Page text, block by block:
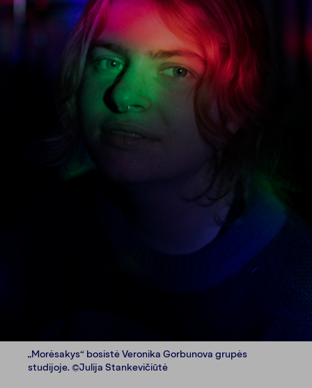
„Morėsakys“ bosistė Veronika Gorbunova grupės
studijoje. ©Julija Stankevičiūtė